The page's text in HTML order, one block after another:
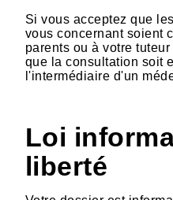
Si vous acceptez que
vous concernant soient
parents ou à votre
que la consultation soit
l'intermédiaire d'un
Loi
liberté